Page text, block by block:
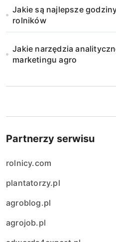
Jakie są najlepsze
rolników
Jakie narzędzia
marketingu agro
Partnerzy serwisu
rolnicy.com
plantatorzy.pl
agroblog.pl
agrojob.pl